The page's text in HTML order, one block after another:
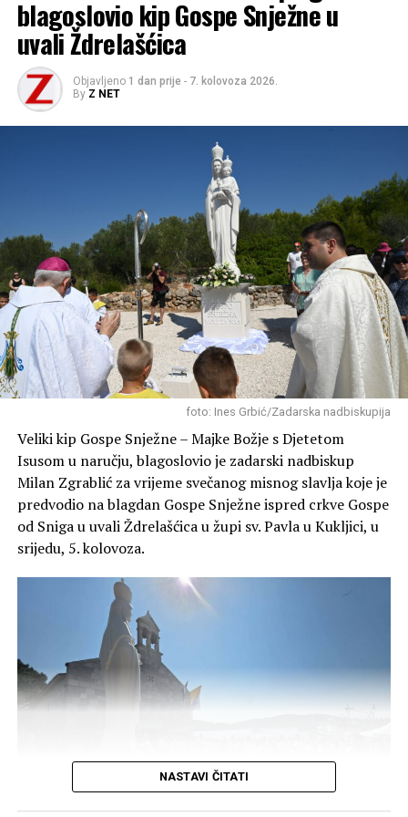
Članovi Lovačkog društva “Diana” redovito obilaze i
grade pojilišta za divljač u svojim lovištima (poput
Blatskog gaja, Novigrada, Škabrnje o ostalih lokacija)
kako bi životinjama osigurali svježu vodu tijekom ljetnih
suša i kako bi se zaštitilo njihovo stanište.
blagoslovio kip Gospe Snježne u
uvali Ždrelašćica
Objavljeno 1 dan prije - 7. kolovoza 2026.
By Z NET
foto: Ines Grbić/Zadarska nadbiskupija
Veliki kip Gospe Snježne – Majke Božje s Djetetom
Isusom u naručju, blagoslovio je zadarski nadbiskup
Milan Zgrablić za vrijeme svečanog misnog slavlja koje je
predvodio na blagdan Gospe Snježne ispred crkve Gospe
od Sniga u uvali Ždrelašćica u župi sv. Pavla u Kukljici, u
srijedu, 5. kolovoza.
NASTAVI ČITATI